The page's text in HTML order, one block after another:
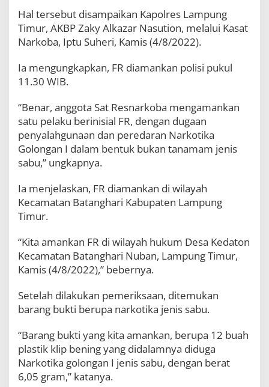
Hal tersebut disampaikan Kapolres Lampung
Timur, AKBP Zaky Alkazar Nasution, melalui Kasat
Narkoba, Iptu Suheri, Kamis (4/8/2022).
Ia mengungkapkan, FR diamankan polisi pukul
11.30 WIB.
“Benar, anggota Sat Resnarkoba mengamankan
satu pelaku berinisial FR, dengan dugaan
penyalahgunaan dan peredaran Narkotika
Golongan I dalam bentuk bukan tanamam jenis
sabu,” ungkapnya.
Ia menjelaskan, FR diamankan di wilayah
Kecamatan Batanghari Kabupaten Lampung
Timur.
“Kita amankan FR di wilayah hukum Desa Kedaton
Kecamatan Batanghari Nuban, Lampung Timur,
Kamis (4/8/2022),” bebernya.
Setelah dilakukan pemeriksaan, ditemukan
barang bukti berupa narkotika jenis sabu.
“Barang bukti yang kita amankan, berupa 12 buah
plastik klip bening yang didalamnya diduga
Narkotika golongan I jenis sabu, dengan berat
6,05 gram,” katanya.